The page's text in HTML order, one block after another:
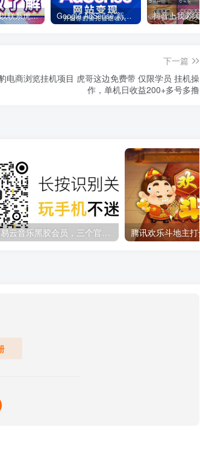
想做项目可以联系虎哥微信 虎哥一对一解答并且远程视频教学 Google AdSense 新手接入教程：虎哥手把手教你用网站赚取美元收入
下一篇
电商浏览挂机项目 虎哥这边免费带 仅限学员 挂机操
作，单机日收益200+多号多撸
网易云音乐黑胶会员，三个官方免费领取教程，最高可领1年